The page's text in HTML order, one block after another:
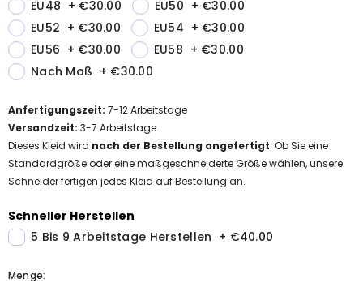
EU48 + €30.00 EU50 + €30.00
EU52 + €30.00 EU54 + €30.00
EU56 + €30.00 EU58 + €30.00
Nach Maß + €30.00
Anfertigungszeit: 7-12Arbeitstage
Versandzeit: 3-7 Arbeitstage
Dieses Kleid wird nach der Bestellung angefertigt. Ob Sie eine
Standardgröße oder eine maßgeschneiderte Größe wählen, unsere
Schneider fertigen jedes Kleid auf Bestellung an.
Schneller Herstellen
5 Bis 9 Arbeitstage Herstellen + €40.00
Menge: